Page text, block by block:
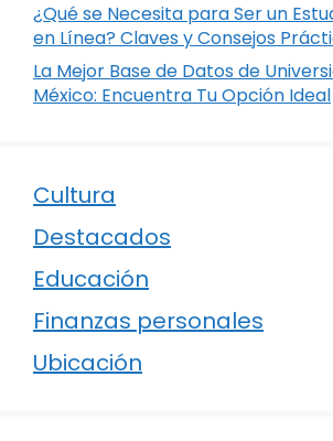
¿Qué se Necesita para Ser un
en Línea? Claves y Consejos
La Mejor Base de Datos de
México: Encuentra Tu Opción Ideal
Cultura
Destacados
Educación
Finanzas personales
Ubicación